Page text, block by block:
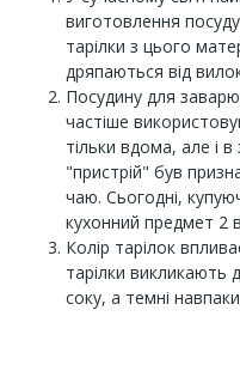
виготовлення
тарілки з цього
дряпаються від
Посудину для
частіше
тільки вдома, але і
"пристрій" був
чаю. Сьогодні,
кухонний предмет 2
Колір тарілок
тарілки викликають
соку, а темні